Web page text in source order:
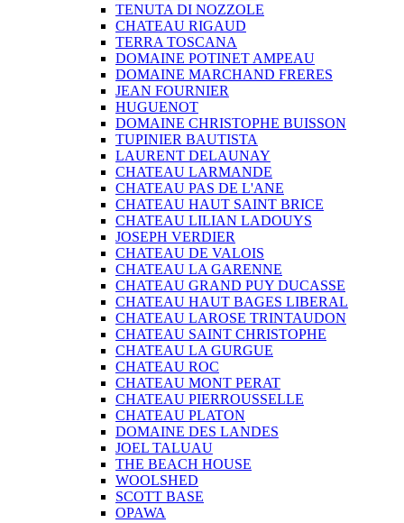
TENUTA DI NOZZOLE
CHATEAU RIGAUD
TERRA TOSCANA
DOMAINE POTINET AMPEAU
DOMAINE MARCHAND FRERES
JEAN FOURNIER
HUGUENOT
DOMAINE CHRISTOPHE BUISSON
TUPINIER BAUTISTA
LAURENT DELAUNAY
CHATEAU LARMANDE
CHATEAU PAS DE L'ANE
CHATEAU HAUT SAINT BRICE
CHATEAU LILIAN LADOUYS
JOSEPH VERDIER
CHATEAU DE VALOIS
CHATEAU LA GARENNE
CHATEAU GRAND PUY DUCASSE
CHATEAU HAUT BAGES LIBERAL
CHATEAU LAROSE TRINTAUDON
CHATEAU SAINT CHRISTOPHE
CHATEAU LA GURGUE
CHATEAU ROC
CHATEAU MONT PERAT
CHATEAU PIERROUSSELLE
CHATEAU PLATON
DOMAINE DES LANDES
JOEL TALUAU
THE BEACH HOUSE
WOOLSHED
SCOTT BASE
OPAWA